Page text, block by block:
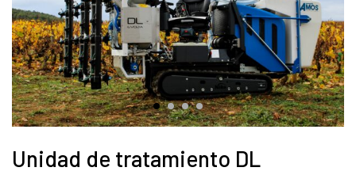
Unidad de tratamiento DL